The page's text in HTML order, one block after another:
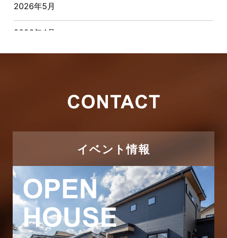
お客様の声
つくばエクスプレス線
ピアラシティ店-ブログ
ブログ
マンション経営活用事例
2026年5月
2026年4月
2025年11月
2025年10月
2025年9月
イベント情報